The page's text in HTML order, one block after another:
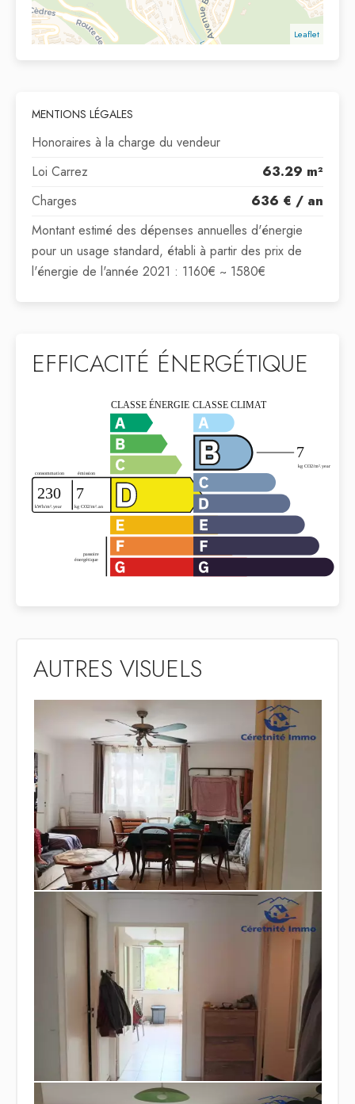
Leaflet
MENTIONS LÉGALES
Honoraires à la charge du vendeur
Loi Carrez
63.29 m²
Charges
636 € / an
Montant estimé des dépenses annuelles d'énergie
pour un usage standard, établi à partir des prix de
l'énergie de l'année 2021 : 1160€ ~ 1580€
EFFICACITÉ ÉNERGÉTIQUE
AUTRES VISUELS